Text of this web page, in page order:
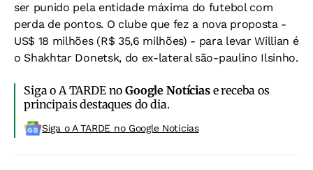
ser punido pela entidade máxima do futebol com
perda de pontos. O clube que fez a nova proposta -
US$ 18 milhões (R$ 35,6 milhões) - para levar Willian é
o Shakhtar Donetsk, do ex-lateral são-paulino Ilsinho.
Siga o A TARDE noGoogle Notíciase receba os
principais destaques do dia.
Siga o A TARDE no Google Noticias